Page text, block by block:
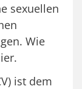
sexuellen
Wie
ist dem